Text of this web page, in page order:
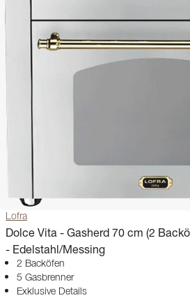
Lofra
Dolce Vita - Gasherd 70 cm (2
- Edelstahl/Messing
2 Backöfen
5 Gasbrenner
Exklusive Details